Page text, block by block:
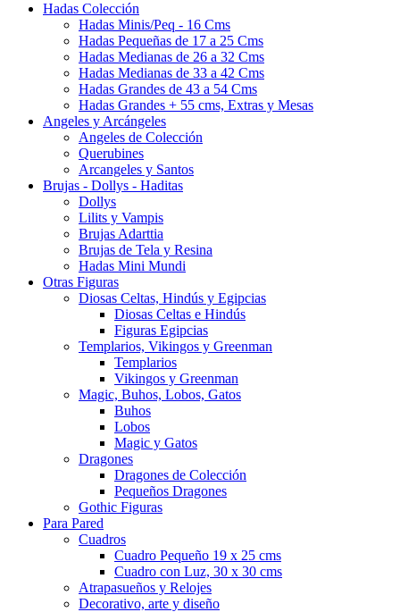
Hadas Colección
Hadas Minis/Peq - 16 Cms
Hadas Pequeñas de 17 a 25 Cms
Hadas Medianas de 26 a 32 Cms
Hadas Medianas de 33 a 42 Cms
Hadas Grandes de 43 a 54 Cms
Hadas Grandes + 55 cms, Extras y Mesas
Angeles y Arcángeles
Angeles de Colección
Querubines
Arcangeles y Santos
Brujas - Dollys - Haditas
Dollys
Lilits y Vampis
Brujas Adarttia
Brujas de Tela y Resina
Hadas Mini Mundi
Otras Figuras
Diosas Celtas, Hindús y Egipcias
Diosas Celtas e Hindús
Figuras Egipcias
Templarios, Vikingos y Greenman
Templarios
Vikingos y Greenman
Magic, Buhos, Lobos, Gatos
Buhos
Lobos
Magic y Gatos
Dragones
Dragones de Colección
Pequeños Dragones
Gothic Figuras
Para Pared
Cuadros
Cuadro Pequeño 19 x 25 cms
Cuadro con Luz, 30 x 30 cms
Atrapasueños y Relojes
Decorativo, arte y diseño